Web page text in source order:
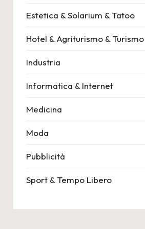
Estetica & Solarium & Tatoo
Hotel & Agriturismo & Turismo
Industria
Informatica & Internet
Medicina
Moda
Pubblicità
Sport & Tempo Libero